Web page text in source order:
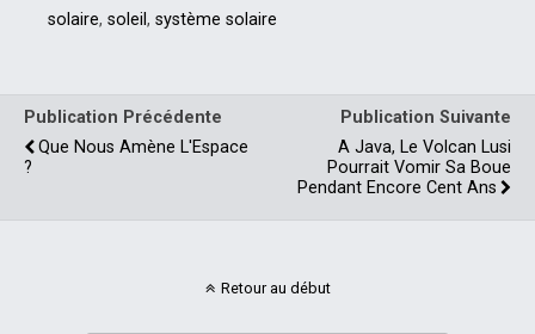
solaire, soleil , système solaire
Publication Précédente
Que Nous Amène L'Espace
?
Publication Suivante
A Java, Le Volcan Lusi
Pourrait Vomir Sa Boue
Pendant Encore Cent Ans
Retour au début